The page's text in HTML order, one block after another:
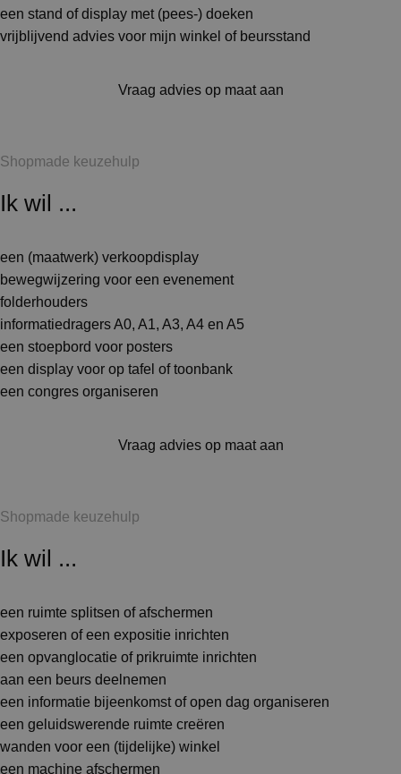
een stand of display met (pees-) doeken
vrijblijvend advies voor mijn winkel of beursstand
Vraag advies op maat aan
Shopmade keuzehulp
Ik wil ...
een (maatwerk) verkoopdisplay
bewegwijzering voor een evenement
folderhouders
informatiedragers A0, A1, A3, A4 en A5
een stoepbord voor posters
een display voor op tafel of toonbank
een congres organiseren
Vraag advies op maat aan
Shopmade keuzehulp
Ik wil ...
een ruimte splitsen of afschermen
exposeren of een expositie inrichten
een opvanglocatie of prikruimte inrichten
aan een beurs deelnemen
een informatie bijeenkomst of open dag organiseren
een geluidswerende ruimte creëren
wanden voor een (tijdelijke) winkel
een machine afschermen